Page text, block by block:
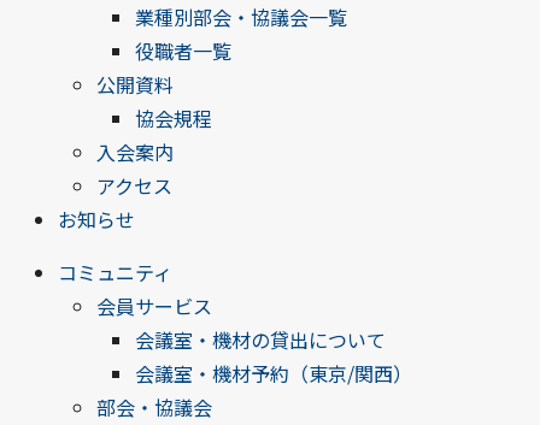
業種別部会・協議会一覧
役職者一覧
公開資料
協会規程
入会案内
アクセス
お知らせ
コミュニティ
会員サービス
会議室・機材の貸出について
会議室・機材予約（東京/関西）
部会・協議会